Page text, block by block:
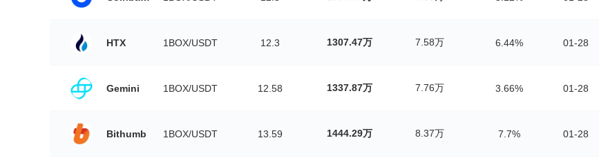
HTX 1BOX/USDT 12.3 1307.47万 7.58万 6.44% 01-28
Gemini 1BOX/USDT 12.58 1337.87万 7.76万 3.66% 01-28
Bithumb 1BOX/USDT 13.59 1444.29万 8.37万 7.7% 01-28